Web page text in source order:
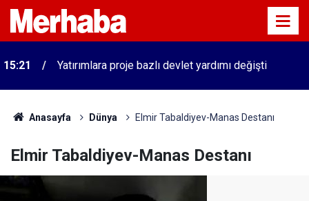
15:21 Yatırımlara proje bazlı devlet yardımı değişti
Anasayfa Dünya Elmir Tabaldiyev-Manas Destanı
Elmir Tabaldiyev-Manas Destanı